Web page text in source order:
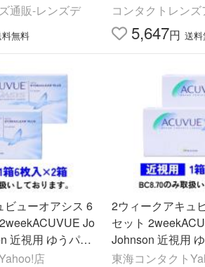
通販-レンズデ
無料
コンタクトレン
5,647円 送
ビューオアシス 6
Jo
近視用 ゆうパケ
店
2ウィークアキュ
セット
Johnson 近視用
無料
東海コンタクト